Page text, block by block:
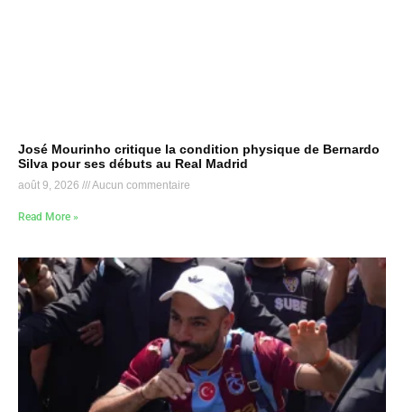
José Mourinho critique la condition physique de Bernardo
Silva pour ses débuts au Real Madrid
août 9, 2026 Aucun commentaire
Read More »